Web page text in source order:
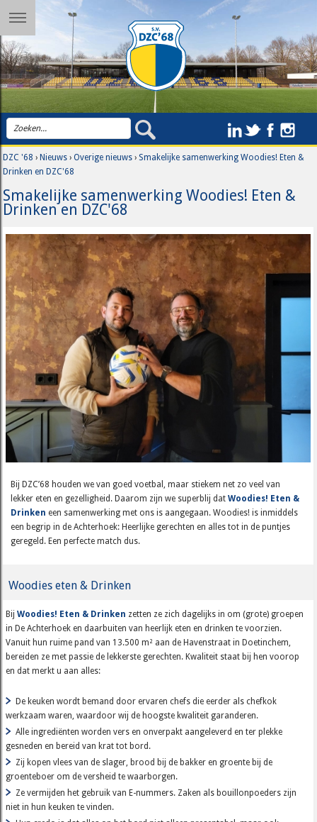
DZC '68 ›Nieuws ›Overige nieuws › Smakelijke samenwerking Woodies! Eten &
Drinken en DZC'68
Smakelijke samenwerking Woodies! Eten &
Drinken en DZC'68
Bij DZC’68 houden we van goed voetbal, maar stiekem net zo veel van
lekker eten en gezelligheid. Daarom zijn we superblij dat Woodies! Eten &
Drinken een samenwerking met ons is aangegaan. Woodies! is inmiddels
een begrip in de Achterhoek: Heerlijke gerechten en alles tot in de puntjes
geregeld. Een perfecte match dus.
Woodies eten & Drinken
BijWoodies! Eten & Drinken zetten ze zich dagelijks in om (grote) groepen
in De Achterhoek en daarbuiten van heerlijk eten en drinken te voorzien.
Vanuit hun ruime pand van 13.500 m² aan de Havenstraat in Doetinchem,
bereiden ze met passie de lekkerste gerechten. Kwaliteit staat bij hen voorop
en dat merkt u aan alles:
De keuken wordt bemand door ervaren chefs die eerder als chefkok
werkzaam waren, waardoor wij de hoogste kwaliteit garanderen.
Alle ingrediënten worden vers en onverpakt aangeleverd en ter plekke
gesneden en bereid van krat tot bord.
Zij kopen vlees van de slager, brood bij de bakker en groente bij de
groenteboer om de versheid te waarborgen.
Ze vermijden het gebruik van E-nummers. Zaken als bouillonpoeders zijn
niet in hun keuken te vinden.